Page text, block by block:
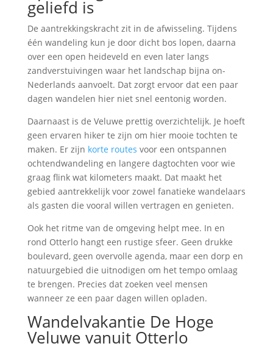
geliefd is
De aantrekkingskracht zit in de afwisseling. Tijdens
één wandeling kun je door dicht bos lopen, daarna
over een open heideveld en even later langs
zandverstuivingen waar het landschap bijna on-
Nederlands aanvoelt. Dat zorgt ervoor dat een paar
dagen wandelen hier niet snel eentonig worden.
Daarnaast is de Veluwe prettig overzichtelijk. Je hoeft
geen ervaren hiker te zijn om hier mooie tochten te
maken. Er zijn korte routes voor een ontspannen
ochtendwandeling en langere dagtochten voor wie
graag flink wat kilometers maakt. Dat maakt het
gebied aantrekkelijk voor zowel fanatieke wandelaars
als gasten die vooral willen vertragen en genieten.
Ook het ritme van de omgeving helpt mee. In en
rond Otterlo hangt een rustige sfeer. Geen drukke
boulevard, geen overvolle agenda, maar een dorp en
natuurgebied die uitnodigen om het tempo omlaag
te brengen. Precies dat zoeken veel mensen
wanneer ze een paar dagen willen opladen.
Wandelvakantie De Hoge
Veluwe vanuit Otterlo